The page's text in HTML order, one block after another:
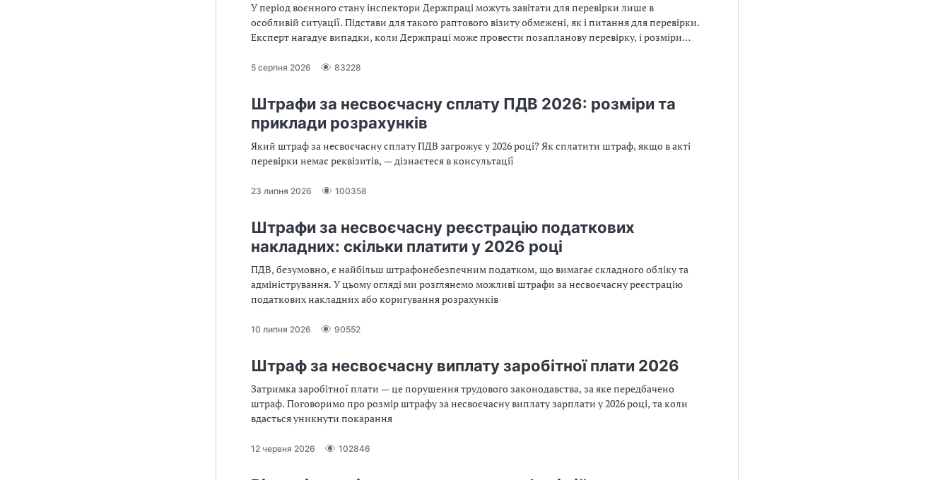
У період воєнного стану інспектори Держпраці можуть завітати для перевірки лише в
особливій ситуації. Підстави для такого раптового візиту обмежені, як і питання для перевірки.
Експерт нагадує випадки, коли Держпраці може провести позапланову перевірку, і розміри
5 серпня 2026 83228
Штрафи за несвоєчасну сплату ПДВ 2026: розміри та
приклади розрахунків
Який штраф за несвоєчасну сплату ПДВ загрожує у 2026 році? Як сплатити штраф, якщо в акті
перевірки немає реквізитів, — дізнаєтеся в консультації
23 липня 2026 100358
Штрафи за несвоєчасну реєстрацію податкових
накладних: скільки платити у 2026 році
ПДВ, безумовно, є найбільш штрафонебезпечним податком, що вимагає складного обліку та
адміністрування. У цьому огляді ми розглянемо можливі штрафи за несвоєчасну реєстрацію
податкових накладних або коригування розрахунків
10 липня 2026 90552
Штраф за несвоєчасну виплату заробітної плати 2026
Затримка заробітної плати — це порушення трудового законодавства, за яке передбачено
штраф. Поговоримо про розмір штрафу за несвоєчасну виплату зарплати у 2026 році, та коли
вдасться уникнути покарання
12 червня 2026 102846